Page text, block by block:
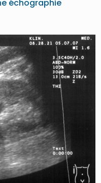
échographie